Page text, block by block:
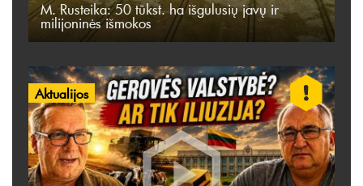
M. Rusteika: 50 tūkst. ha išgulusių javų ir
milijoninės išmokos
Aktualijos